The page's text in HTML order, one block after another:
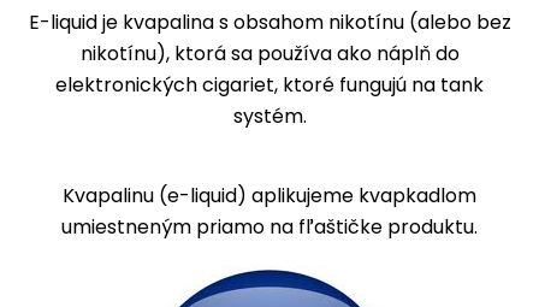
E-liquidje kvapalina s obsahom nikotínu (alebo bez
nikotínu), ktorá sa používa ako náplň do
elektronických cigariet, ktoré fungujú na tank
systém.
Kvapalinu (e-liquid) aplikujeme kvapkadlom
umiestneným priamo na fľaštičke produktu.